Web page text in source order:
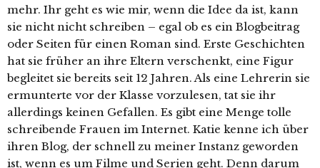
mehr. Ihr geht es wie mir, wenn die Idee da ist, kann
sie nicht nicht schreiben – egal ob es ein Blogbeitrag
oder Seiten für einen Roman sind. Erste Geschichten
hat sie früher an ihre Eltern verschenkt, eine Figur
begleitet sie bereits seit 12 Jahren. Als eine Lehrerin sie
ermunterte vor der Klasse vorzulesen, tat sie ihr
allerdings keinen Gefallen. Es gibt eine Menge tolle
schreibende Frauen im Internet. Katie kenne ich über
ihren Blog, der schnell zu meiner Instanz geworden
ist, wenn es um Filme und Serien geht. Denn darum